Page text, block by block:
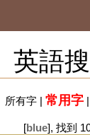
英語
所有字| 常用字|
[blue], 找到